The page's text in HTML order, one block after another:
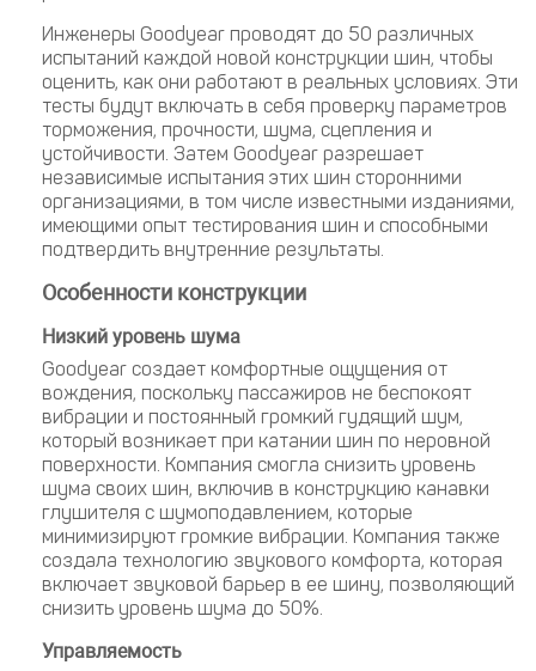
Инженеры Goodyear проводят до 50 различных
испытаний каждой новой конструкции шин, чтобы
оценить, как они работают в реальных условиях. Эти
тесты будут включать в себя проверку параметров
торможения, прочности, шума, сцепления и
устойчивости. Затем Goodyear разрешает
независимые испытания этих шин сторонними
организациями, в том числе известными изданиями,
имеющими опыт тестирования шин и способными
подтвердить внутренние результаты.
Особенности конструкции
Низкий уровень шума
Goodyear создает комфортные ощущения от
вождения, поскольку пассажиров не беспокоят
вибрации и постоянный громкий гудящий шум,
который возникает при катании шин по неровной
поверхности. Компания смогла снизить уровень
шума своих шин, включив в конструкцию канавки
глушителя с шумоподавлением, которые
минимизируют громкие вибрации. Компания также
создала технологию звукового комфорта, которая
включает звуковой барьер в ее шину, позволяющий
снизить уровень шума до 50%.
Управляемость